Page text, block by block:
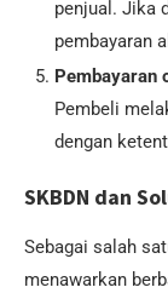
penjual. Jika
pembayaran
Pembayaran
Pembeli
dengan
SKBDN dan
Sebagai salah
menawarkan